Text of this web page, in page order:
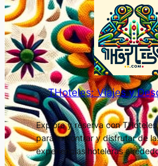
THoteles: Viajes y
Explora y reserva con
para encontrar y disfrutar de
experiencias hoteleras